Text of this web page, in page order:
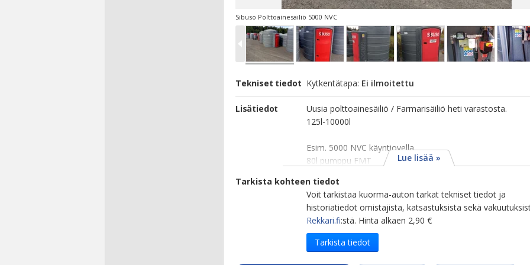
Sibuso Polttoainesäiliö 5000 NVC
Tekniset tiedot Kytkentätapa: Ei ilmoitettu
Lisätiedot
Uusia polttoainesäiliö / Farmarisäiliö heti varastosta.
125l-10000l
Esim. 5000 NVC käyntiovella
80l pumppu FMT
Lue lisää »
Tarkista kohteen tiedot
Voit tarkistaa kuorma-auton tarkat tekniset tiedot ja
historiatiedot omistajista, katsastuksista sekä
Rekkari.fi:stä. Hinta alkaen 2,90 €
Tarkista tiedot